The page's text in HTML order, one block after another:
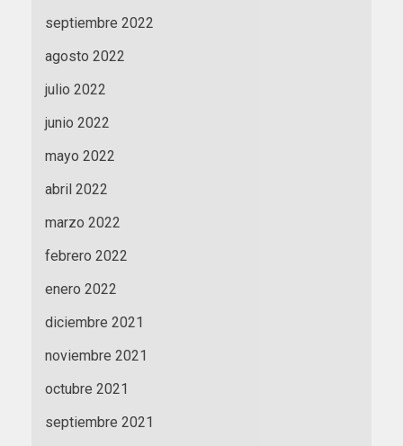
septiembre 2022
agosto 2022
julio 2022
junio 2022
mayo 2022
abril 2022
marzo 2022
febrero 2022
enero 2022
diciembre 2021
noviembre 2021
octubre 2021
septiembre 2021